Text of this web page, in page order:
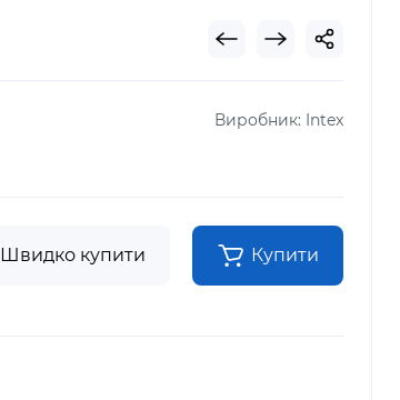
Виробник: Intex
Швидко купити Купити